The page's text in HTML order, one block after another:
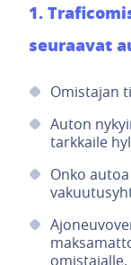
1.
seuraavat
Omistajan
Auton
tarkkaile
Onko
omistajalle.